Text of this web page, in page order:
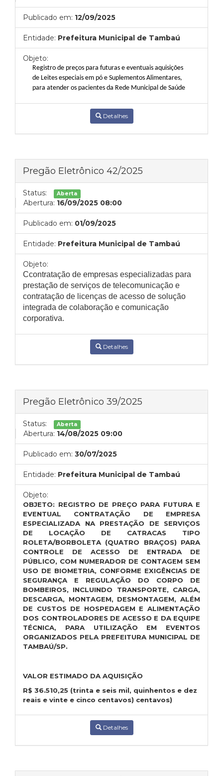
Publicado em: 12/09/2025
Entidade: Prefeitura Municipal de Tambaú
Objeto:
Registro de preços para futuras e eventuais aquisições
de Leites especiais em pó e Suplementos Alimentares,
para atender os pacientes da Rede Municipal de Saúde
Detalhes
Pregão Eletrônico 42/2025
Status: Aberta
Abertura: 16/09/2025 08:00
Publicado em: 01/09/2025
Entidade: Prefeitura Municipal de Tambaú
Objeto:
Ccontratação de empresas especializadas para
prestação de serviços de telecomunicação e
contratação de licenças de acesso de solução
integrada de colaboração e comunicação
corporativa.
Detalhes
Pregão Eletrônico 39/2025
Status: Aberta
Abertura: 14/08/2025 09:00
Publicado em: 30/07/2025
Entidade: Prefeitura Municipal de Tambaú
Objeto:
OBJETO: REGISTRO DE PREÇO PARA FUTURA E
EVENTUAL CONTRATAÇÃO DE EMPRESA
ESPECIALIZADA NA PRESTAÇÃO DE SERVIÇOS
DE LOCAÇÃO DE CATRACAS TIPO
ROLETA/BORBOLETA (QUATRO BRAÇOS) PARA
CONTROLE DE ACESSO DE ENTRADA DE
PÚBLICO, COM NUMERADOR DE CONTAGEM SEM
USO DE BIOMETRIA, CONFORME EXIGÊNCIAS DE
SEGURANÇA E REGULAÇÃO DO CORPO DE
BOMBEIROS, INCLUINDO TRANSPORTE, CARGA,
DESCARGA, MONTAGEM, DESMONTAGEM, ALÉM
DE CUSTOS DE HOSPEDAGEM E ALIMENTAÇÃO
DOS CONTROLADORES DE ACESSO E DA EQUIPE
TÉCNICA, PARA UTILIZAÇÃO EM EVENTOS
ORGANIZADOS PELA PREFEITURA MUNICIPAL DE
TAMBAÚ/SP.
VALOR ESTIMADO DA AQUISIÇÃO
R$ 36.510,25 (trinta e seis mil, quinhentos e dez
reais e vinte e cinco centavos) centavos)
Detalhes